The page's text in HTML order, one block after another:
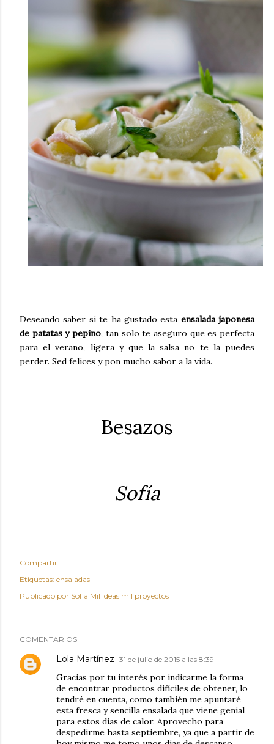
Deseando saber si te ha gustado esta ensalada japonesa
de patatas y pepino, tan solo te aseguro que es perfecta
para el verano, ligera y que la salsa no te la puedes
perder. Sed felices y pon mucho sabor a la vida.
Besazos
Sofía
Compartir
Etiquetas: ensaladas
Publicado por Sofía Mil ideas mil proyectos
COMENTARIOS
Lola Martínez 31 de julio de 2015 a las 8:39
Gracias por tu interés por indicarme la forma
de encontrar productos difíciles de obtener, lo
tendré en cuenta, como también me apuntaré
esta fresca y sencilla ensalada que viene genial
para estos dias de calor. Aprovecho para
despedirme hasta septiembre, ya que a partir de